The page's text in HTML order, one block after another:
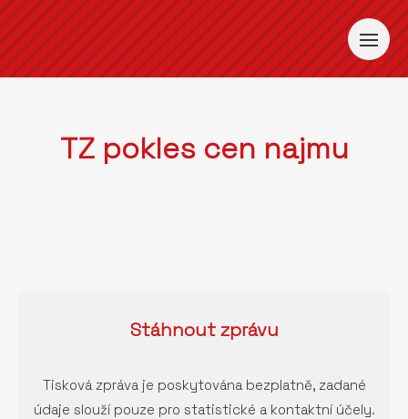
TZ pokles cen najmu
Stáhnoutzprávu
Tisková zpráva je poskytována bezplatně, zadané
údaje slouží pouze pro statistické a kontaktní účely.